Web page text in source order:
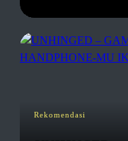
Rekomendasi